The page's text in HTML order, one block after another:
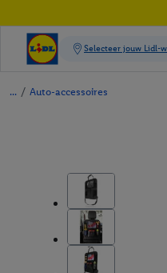
/ Auto-accessoires